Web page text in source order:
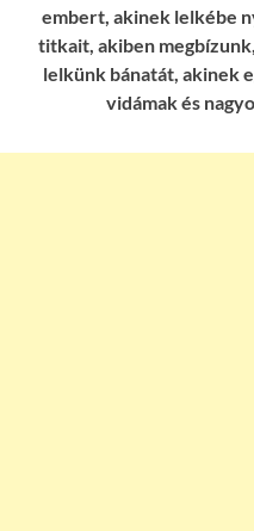
embert, akinek lelkébe
titkait, akiben
lelkünk bánatát, akinek
vidámak és